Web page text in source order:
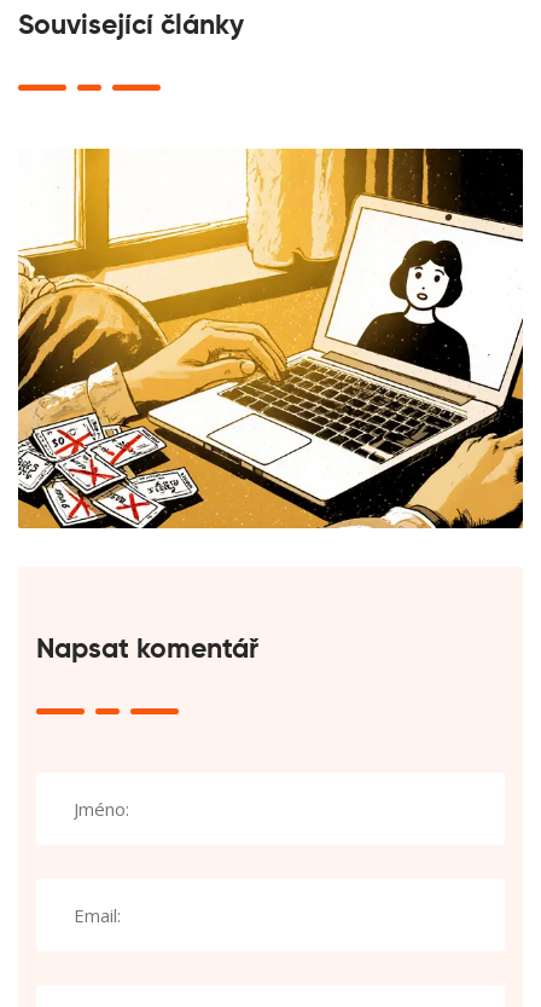
Související články
Napsat komentář